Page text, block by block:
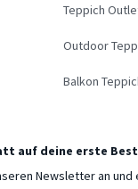
Teppich
Outdoor
Balkon
auf deine erste
Newsletter an und